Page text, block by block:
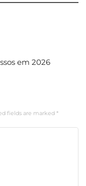
em 2026
fields are marked *